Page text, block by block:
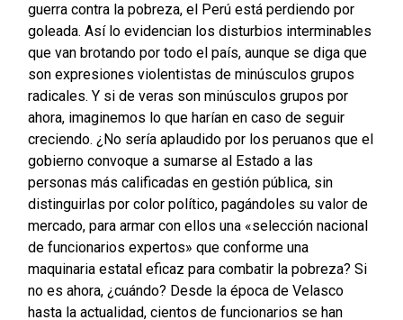
guerra contra la pobreza, el Perú está perdiendo por
goleada. Así lo evidencian los disturbios interminables
que van brotando por todo el país, aunque se diga que
son expresiones violentistas de minúsculos grupos
radicales. Y si de veras son minúsculos grupos por
ahora, imaginemos lo que harían en caso de seguir
creciendo. ¿No sería aplaudido por los peruanos que el
gobierno convoque a sumarse al Estado a las
personas más calificadas en gestión pública, sin
distinguirlas por color político, pagándoles su valor de
mercado, para armar con ellos una «selección nacional
de funcionarios expertos» que conforme una
maquinaria estatal eficaz para combatir la pobreza? Si
no es ahora, ¿cuándo? Desde la época de Velasco
hasta la actualidad, cientos de funcionarios se han